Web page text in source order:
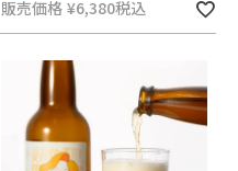
販売価格 ¥6,380税込